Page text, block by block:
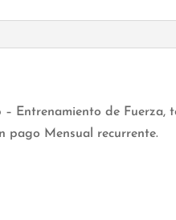
Entrenamiento de Fuerza,
pago Mensual recurrente.